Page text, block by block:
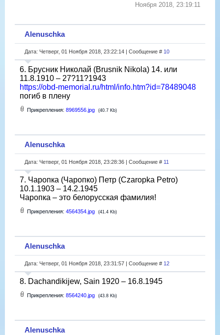
Ноября 2018, 23:19:11
Alenuschka
Дата: Четверг, 01 Ноября 2018, 23:22:14 | Сообщение # 10
6. Брусник Николай (Brusnik Nikola) 14. или
11.8.1910 – 27?11?1943
https://obd-memorial.ru/html/info.htm?id=78489048
погиб в плену
Прикрепления: 8969556.jpg (40.7 Kb)
Alenuschka
Дата: Четверг, 01 Ноября 2018, 23:28:36 | Сообщение # 11
7. Чаропка (Чаропко) Петр (Czaropka Petro)
10.1.1903 – 14.2.1945
Чаропка – это белорусская фамилия!
Прикрепления: 4564354.jpg (41.4 Kb)
Alenuschka
Дата: Четверг, 01 Ноября 2018, 23:31:57 | Сообщение # 12
8. Dachandikijew, Sain 1920 – 16.8.1945
Прикрепления: 8564240.jpg (43.8 Kb)
Alenuschka